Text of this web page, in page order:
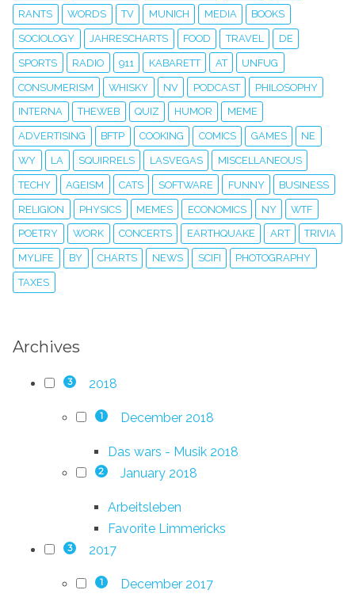
RANTS WORDS TV MUNICH MEDIA BOOKS
SOCIOLOGY JAHRESCHARTS FOOD TRAVEL DE
SPORTS RADIO 911 KABARETT AT UNFUG
CONSUMERISM WHISKY NV PODCAST PHILOSOPHY
INTERNA THEWEB QUIZ HUMOR MEME
ADVERTISING BFTP COOKING COMICS GAMES NE
WY LA SQUIRRELS LASVEGAS MISCELLANEOUS
TECHY AGEISM CATS SOFTWARE FUNNY BUSINESS
RELIGION PHYSICS MEMES ECONOMICS NY WTF
POETRY WORK CONCERTS EARTHQUAKE ART TRIVIA
MYLIFE BY CHARTS NEWS SCIFI PHOTOGRAPHY
TAXES
Archives
3 2018
1 December 2018
Das wars - Musik 2018
2 January 2018
Arbeitsleben
Favorite Limmericks
3 2017
1 December 2017